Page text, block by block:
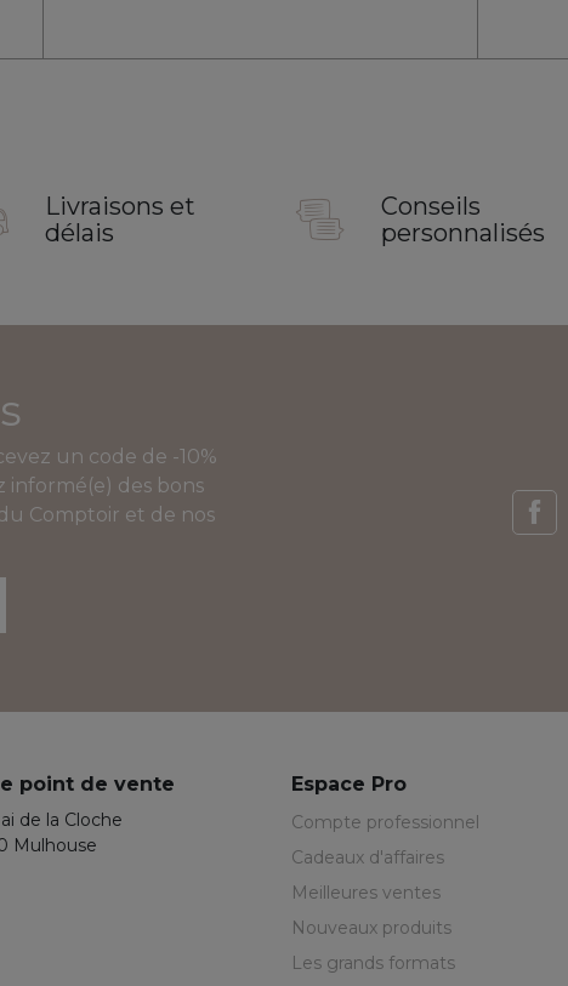
Livraisons et
délais
Conseils
personnalisés
un code de -10%
informé(e) des bons
Comptoir et de nos
point de vente
de la Cloche
Mulhouse
Espace Pro
Compte professionnel
Cadeaux d'affaires
Meilleures ventes
Nouveaux produits
Les grands formats